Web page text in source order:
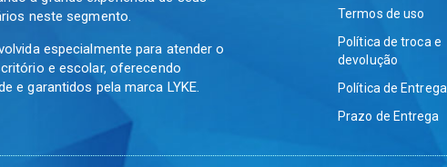
neste segmento.
especialmente para atender o
e escolar, oferecendo
e garantidos pela marca LYKE.
Termos de uso
Política de troca e
devolução
Política de Entrega
Prazo de Entrega